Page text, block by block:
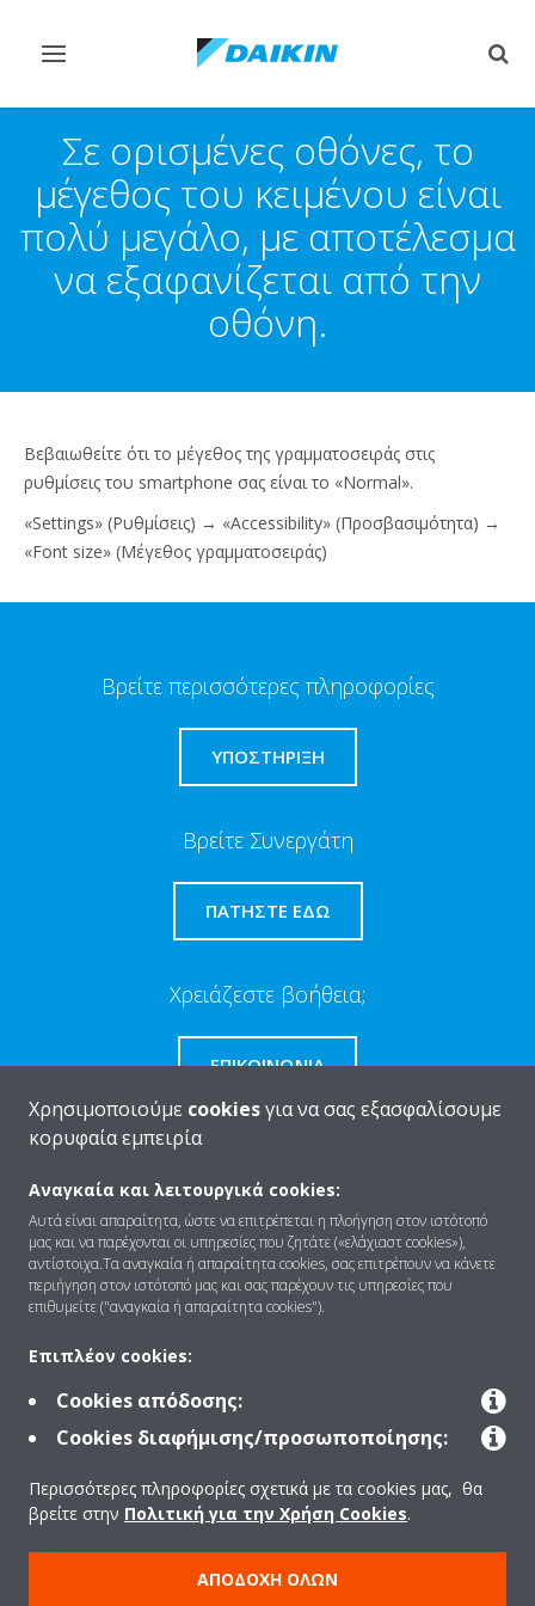
Εναλλαγή
πλοήγηση
Σε ορισμένες οθόνες, το
μέγεθος του κειμένου είναι
πολύ μεγάλο, με αποτέλεσμα
να εξαφανίζεται από την
οθόνη.
Βεβαιωθείτε ότι το μέγεθος της γραμματοσειράς στις
ρυθμίσεις του smartphone σας είναι το «Normal».
«Settings» (Ρυθμίσεις) → «Accessibility» (Προσβασιμότητα) →
«Font size» (Μέγεθος γραμματοσειράς)
Βρείτε περισσότερες πληροφορίες
ΥΠΟΣΤΗΡΙΞΗ
Βρείτε Συνεργάτη
ΠΑΤΉΣΤΕ ΕΔΏ
Χρειάζεστε βοήθεια;
ΕΠΙΚΟΙΝΩΝΊΑ
Ποιοι είμαστε
Λύσεις
Επικοινωνία
Προϊόντα
Copyright © Daikin
Χρησιμοποιούμε cookiesγια να σας εξασφαλίσουμε
κορυφαία εμπειρία
Αναγκαία και λειτουργικά cookies:
Αυτά είναι απαραίτητα, ώστε να επιτρέπεται η πλοήγηση στον ιστότοπό
μας και να παρέχονται οι υπηρεσίες που ζητάτε («ελάχιαστ cookies»),
αντίστοιχα.Τα αναγκαία ή απαραίτητα cookies, σας επιτρέπουν να κάνετε
περιήγηση στον ιστότοπό μας και σας παρέχουν τις υπηρεσίες που
επιθυμείτε ("αναγκαία ή απαραίτητα cookies").
Επιπλέον cookies:
Cookies απόδοσης:
Cookies διαφήμισης/προσωποποίησης:
Περισσότερες πληροφορίες σχετικά με τα cookies μας, θα
βρείτε στην Πολιτική για την Χρήση Cookies.
ΑΠΟΔΟΧΉ ΌΛΩΝ